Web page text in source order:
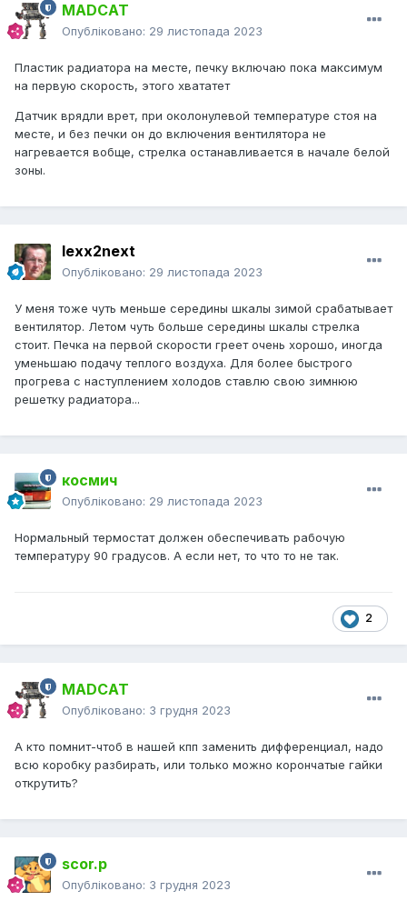
MADCAT
Опубліковано: 29 листопада 2023
Пластик радиатора на месте, печку включаю пока максимум
на первую скорость, этого хвататет
Датчик врядли врет, при околонулевой температуре стоя на
месте, и без печки он до включения вентилятора не
нагревается вобще, стрелка останавливается в начале белой
зоны.
lexx2next
Опубліковано: 29 листопада 2023
У меня тоже чуть меньше середины шкалы зимой срабатывает
вентилятор. Летом чуть больше середины шкалы стрелка
стоит. Печка на первой скорости греет очень хорошо, иногда
уменьшаю подачу теплого воздуха. Для более быстрого
прогрева с наступлением холодов ставлю свою зимнюю
решетку радиатора...
космич
Опубліковано: 29 листопада 2023
Нормальный термостат должен обеспечивать рабочую
температуру 90 градусов. А если нет, то что то не так.
2
MADCAT
Опубліковано: 3 грудня 2023
А кто помнит-чтоб в нашей кпп заменить дифференциал, надо
всю коробку разбирать, или только можно корончатые гайки
открутить?
scor.p
Опубліковано: 3 грудня 2023